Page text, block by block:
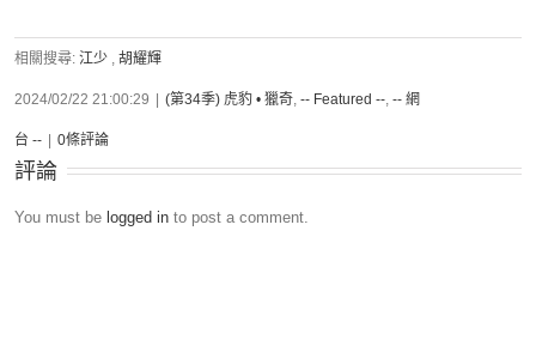
相關搜尋: 江少 , 胡耀輝
2024/02/22 21:00:29 (第34季) 虎豹 • 獵奇, -- Featured --, -- 網
台 -- 0條評論
評論
You must be logged in to post a comment.